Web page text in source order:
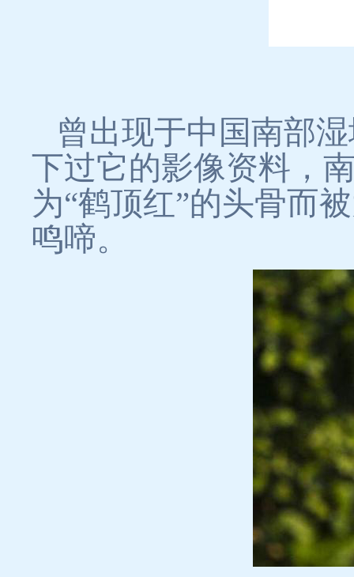
曾出现于中国南部
下过它的影像资料，
为“鹤顶红”的头骨而
鸣啼。